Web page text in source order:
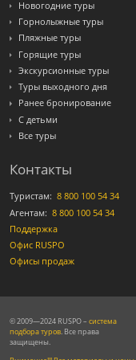
Новогодние туры
Горнолыжные туры
Пляжные туры
Горящие туры
Экскурсионные туры
Туры выходного дня
Ранее бронирование
С детьми
Все туры
Контакты
Туристам: 8 800 100 54 34
Агентам: 8 800 100 54 34
Поддержка
Офис RUSPO
Офисы продаж
© 2009—2024 RUSPO – система
подбора туров. Все права
защищены.